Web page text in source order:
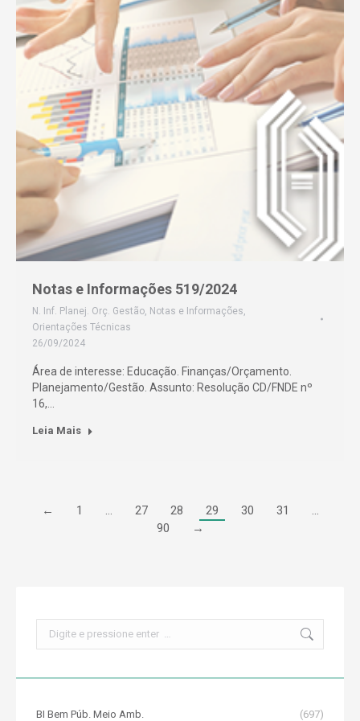
Notas e Informações 519/2024
N. Inf. Planej. Orç. Gestão, Notas e Informações,
Orientações Técnicas
26/09/2024
Área de interesse: Educação. Finanças/Orçamento.
Planejamento/Gestão. Assunto: Resolução CD/FNDE nº
16,…
Leia Mais
← 1 … 27 28 29 30 31
…
90
→
BI Bem Púb. Meio Amb.
(697)